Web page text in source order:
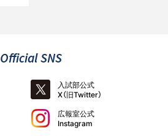
Official SNS
入試部公式
X（旧Twitter）
広報室公式
Instagram